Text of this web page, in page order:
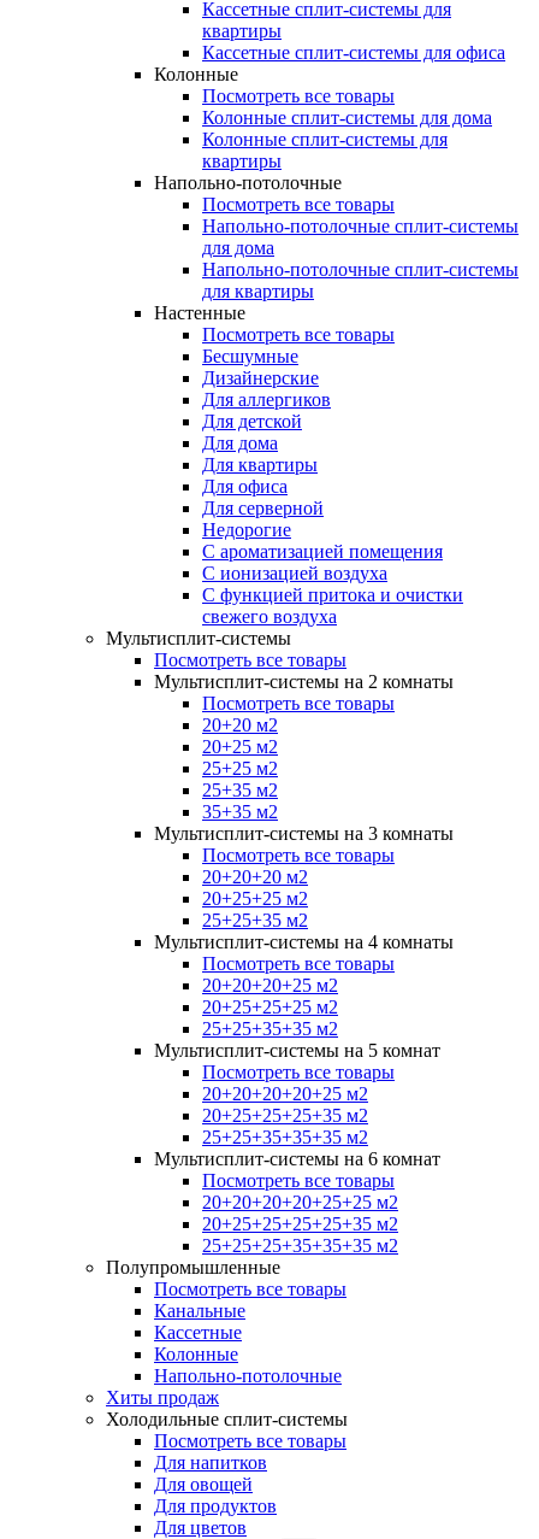
Кассетные сплит-системы для
квартиры
Кассетные сплит-системы для офиса
Колонные
Посмотреть все товары
Колонные сплит-системы для дома
Колонные сплит-системы для
квартиры
Напольно-потолочные
Посмотреть все товары
Напольно-потолочные сплит-системы
для дома
Напольно-потолочные сплит-системы
для квартиры
Настенные
Посмотреть все товары
Бесшумные
Дизайнерские
Для аллергиков
Для детской
Для дома
Для квартиры
Для офиса
Для серверной
Недорогие
С ароматизацией помещения
С ионизацией воздуха
С функцией притока и очистки
свежего воздуха
Мультисплит-системы
Посмотреть все товары
Мультисплит-системы на 2 комнаты
Посмотреть все товары
20+20 м2
20+25 м2
25+25 м2
25+35 м2
35+35 м2
Мультисплит-системы на 3 комнаты
Посмотреть все товары
20+20+20 м2
20+25+25 м2
25+25+35 м2
Мультисплит-системы на 4 комнаты
Посмотреть все товары
20+20+20+25 м2
20+25+25+25 м2
25+25+35+35 м2
Мультисплит-системы на 5 комнат
Посмотреть все товары
20+20+20+20+25 м2
20+25+25+25+35 м2
25+25+35+35+35 м2
Мультисплит-системы на 6 комнат
Посмотреть все товары
20+20+20+20+25+25 м2
20+25+25+25+25+35 м2
25+25+25+35+35+35 м2
Полупромышленные
Посмотреть все товары
Канальные
Кассетные
Колонные
Напольно-потолочные
Хиты продаж
Холодильные сплит-системы
Посмотреть все товары
Для напитков
Для овощей
Для продуктов
Для цветов